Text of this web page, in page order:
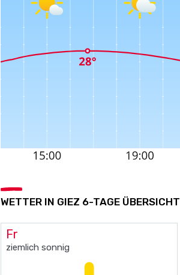
WETTER IN GIEZ 6-TAGE ÜBERSICHT
Fr
ziemlich sonnig